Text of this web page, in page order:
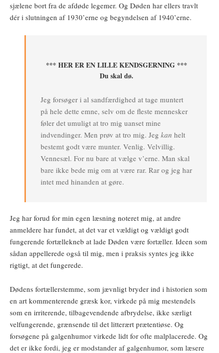
sjælene bort fra de afdøde legemer. Og Døden har ellers travlt
dér i slutningen af 1930’erne og begyndelsen af 1940’erne.
*** HER ER EN LILLE KENDSGERNING ***
Du skal dø.
Jeg forsøger i al sandfærdighed at tage muntert
på hele dette emne, selv om de fleste mennesker
føler det umuligt at tro mig uanset mine
indvendinger. Men prøv at tro mig. Jeg kan helt
bestemt godt være munter. Venlig. Velvillig.
Vennesæl. For nu bare at vælge v’erne. Man skal
bare ikke bede mig om at være rar. Rar og jeg har
intet med hinanden at gøre.
Jeg har forud for min egen læsning noteret mig, at andre
anmeldere har fundet, at det var et vældigt og vældigt godt
fungerende fortællekneb at lade Døden være fortæller. Ideen som
sådan appellerede også til mig, men i praksis syntes jeg ikke
rigtigt, at det fungerede.
Dødens fortællerstemme, som jævnligt bryder ind i historien som
en art kommenterende græsk kor, virkede på mig mestendels
som en irriterende, tilbagevendende afbrydelse, ikke særligt
velfungerende, grænsende til det litterært prætentiøse. Og
forsøgene på galgenhumor virkede lidt for ofte malplacerede. Og
det er ikke fordi, jeg er modstander af galgenhumor, som læsere